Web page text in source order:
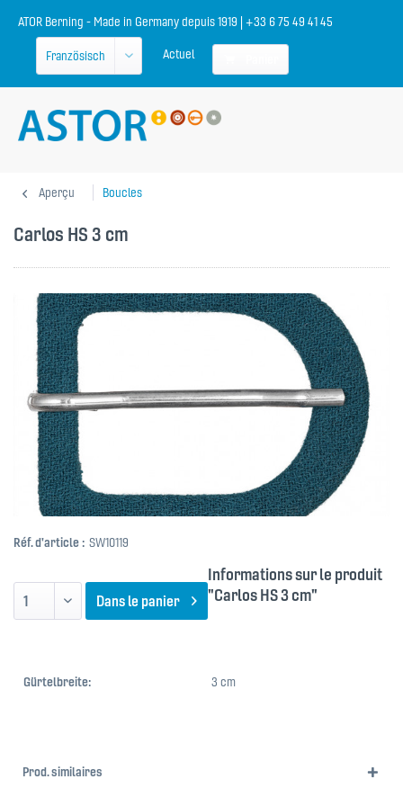
ATOR Berning - Made in Germany depuis 1919 | +33 6 75 49 41 45
Actuel
Aperçu Boucles
Carlos HS 3 cm
Réf. d'article : SW10119
Dans le panier
Informations sur le produit
"Carlos HS 3 cm"
Gürtelbreite: 3 cm
Prod. similaires